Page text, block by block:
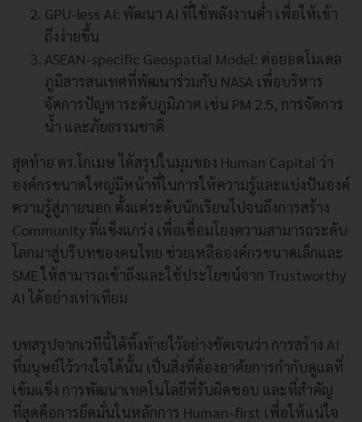
GPU-less AI: พัฒนา AI ที่ใช้พลังงานต่ำ เพื่อให้เข้า
ถึงง่ายขึ้น
ASEAN-specific Geospatial Model: ต่อยอดโมเดล
ภูมิสารสนเทศที่พัฒนาร่วมกับ NASA เพื่อบริหาร
จัดการปัญหาระดับภูมิภาค เช่น PM 2.5, การจัดการ
น้ำ และภัยธรรมชาติ
สุดท้าย ดร.โกเมษ ได้สรุปในมุมของ Human Capital ว่า
องค์กรขนาดใหญ่มีหน้าที่ในการให้ความรู้และแบ่งปันองค์
ความรู้สู่ภายนอก ตั้งแต่ระดับนักเรียนไปจนถึงการสร้าง
Community ที่แข็งแกร่ง เพื่อเชื่อมโยงความสามารถระดับ
โลกมาสู่บริบทของคนไทย ช่วยเหลือองค์กรขนาดเล็กและ
SME ให้สามารถเข้าถึงและใช้ประโยชน์จาก Trustworthy
AI ได้อย่างเท่าเทียม
บทสรุปจากเวทีนี้ได้ทิ้งท้ายไว้อย่างชัดเจนว่า การสร้าง AI
ที่มนุษย์ไว้วางใจได้นั้น เป็นสิ่งที่ต้องอาศัยการกำกับดูแลที่
เข้มแข็ง การพัฒนาเทคโนโลยีที่รับผิดชอบ และที่สำคัญ
ที่สุดคือการยึดมั่นในหลักการ Human-first เพื่อให้แน่ใจ